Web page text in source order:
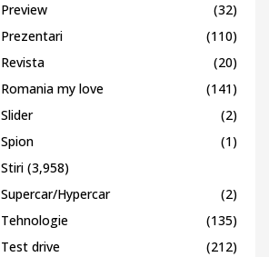
Preview
(32)
Prezentari
(110)
Revista
(20)
Romania my love
(141)
Slider
(2)
Spion
(1)
Stiri (3,958)
Supercar/Hypercar
(2)
Tehnologie
(135)
Test drive
(212)